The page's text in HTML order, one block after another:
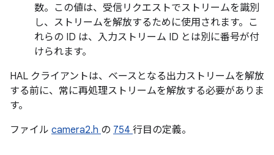
数。この値は、受信リクエストでストリームを識別
し、ストリームを解放するために使用されます。こ
れらの ID は、入力ストリーム ID とは別に番号が付
けられます。
HAL クライアントは、ベースとなる出力ストリームを解放
する前に、常に再処理ストリームを解放する必要がありま
す。
ファイル camera2.h の 754 行目の定義。